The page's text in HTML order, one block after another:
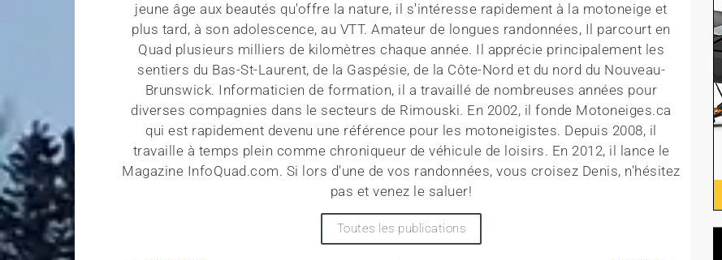
jeune âge aux beautés qu'offre la nature, il s'intéresse rapidement à la motoneige et
plus tard, à son adolescence, au VTT. Amateur de longues randonnées, Il parcourt en
Quad plusieurs milliers de kilomètres chaque année. Il apprécie principalement les
sentiers du Bas-St-Laurent, de la Gaspésie, de la Côte-Nord et du nord du Nouveau-
Brunswick. Informaticien de formation, il a travaillé de nombreuses années pour
diverses compagnies dans le secteurs de Rimouski. En 2002, il fonde Motoneiges.ca
qui est rapidement devenu une référence pour les motoneigistes. Depuis 2008, il
travaille à temps plein comme chroniqueur de véhicule de loisirs. En 2012, il lance le
Magazine InfoQuad.com. Si lors d'une de vos randonnées, vous croisez Denis, n'hésitez
pas et venez le saluer!
Toutes les publications